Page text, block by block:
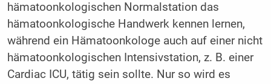
hämatoonkologischen Normalstation das
hämatoonkologische Handwerk kennen lernen,
während ein Hämatoonkologe auch auf einer nicht
hämatoonkologischen Intensivstation, z. B. einer
Cardiac ICU, tätig sein sollte. Nur so wird es